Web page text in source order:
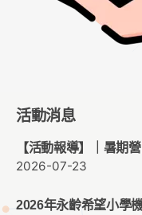
活動消息
【活動報導】｜暑期
2026-07-23
2026年永齡希望小學